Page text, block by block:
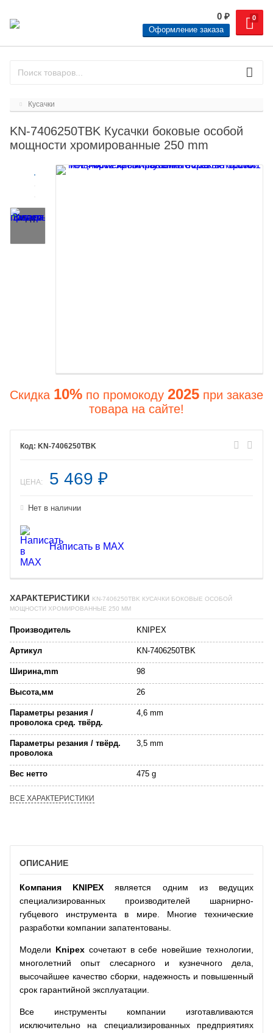
0
0 ₽
Оформление заказа
Кусачки
KN-7406250TBK Кусачки боковые особой
мощности хромированные 250 mm
Скидка 10% по промокоду 2025 при заказе
товара на сайте!
KN-7406250TBK
ЦЕНА: 5 469 ₽
Нет в наличии
Написать в MAX
ХАРАКТЕРИСТИКИ KN-7406250TBK КУСАЧКИ БОКОВЫЕ ОСОБОЙ
МОЩНОСТИ ХРОМИРОВАННЫЕ 250 MM
Производитель KNIPEX
Артикул KN-7406250TBK
Ширина,mm 98
Высота,мм 26
Параметры резания /
проволока сред. твёрд.
4,6 mm
Параметры резания / твёрд.
проволока
3,5 mm
Вес нетто 475 g
ВСЕ ХАРАКТЕРИСТИКИ
ОПИСАНИЕ
Компания KNIPEX является одним из ведущих
специализированных производителей шарнирно-
губцевого инструмента в мире. Многие технические
разработки компании запатентованы.
Модели Knipexсочетают в себе новейшие технологии,
многолетний опыт слесарного и кузнечного дела,
высочайшее качество сборки, надежность и повышенный
срок гарантийной эксплуатации.
Все инструменты компании изготавливаются
исключительно на специализированных предприятиях